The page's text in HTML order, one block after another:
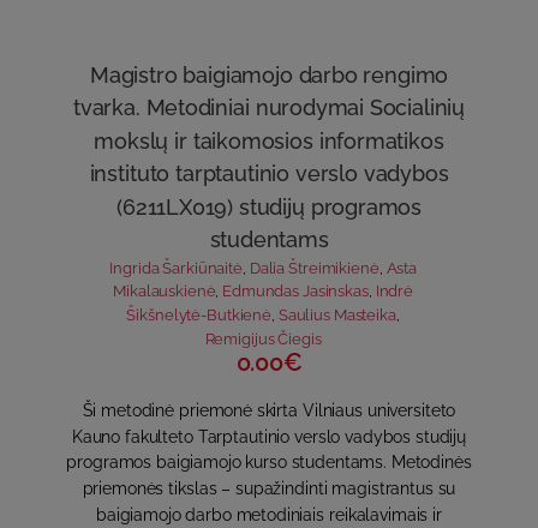
Magistro baigiamojo darbo rengimo
tvarka. Metodiniai nurodymai Socialinių
mokslų ir taikomosios informatikos
instituto tarptautinio verslo vadybos
(6211LX019) studijų programos
studentams
Ingrida Šarkiūnaitė Dalia Štreimikienė Asta
Mikalauskienė, Edmundas Jasinskas, Indrė
Šikšnelytė-Butkienė Saulius Masteika
Remigijus Čiegis
0.00€
Ši metodinė priemonė skirta Vilniaus universiteto
Kauno fakulteto Tarptautinio verslo vadybos studijų
programos baigiamojo kurso studentams. Metodinės
priemonės tikslas – supažindinti magistrantus su
baigiamojo darbo metodiniais reikalavimais ir